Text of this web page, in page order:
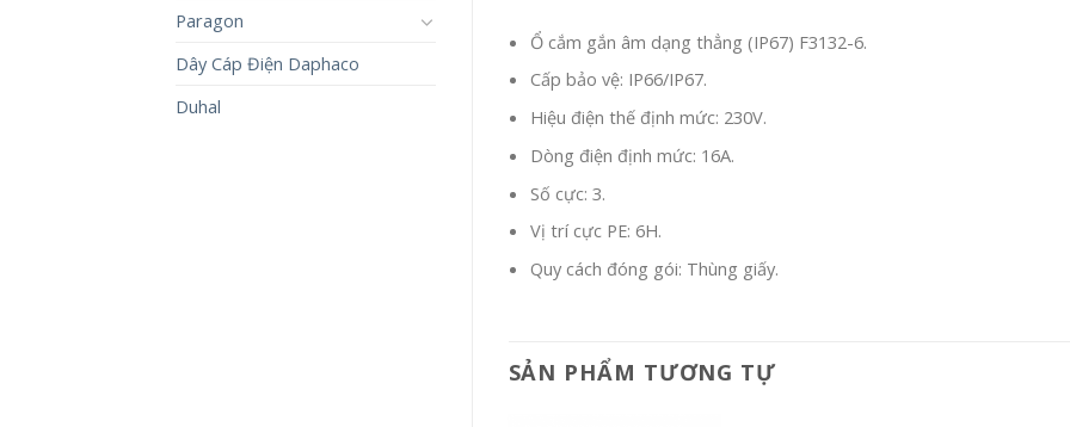
Paragon
Dây Cáp Điện Daphaco
Duhal
Ổ cắm gắn âm dạng thẳng (IP67) F3132-6.
Cấp bảo vệ: IP66/IP67.
Hiệu điện thế định mức: 230V.
Dòng điện định mức: 16A.
Số cực: 3.
Vị trí cực PE: 6H.
Quy cách đóng gói: Thùng giấy.
SẢN PHẨM TƯƠNG TỰ